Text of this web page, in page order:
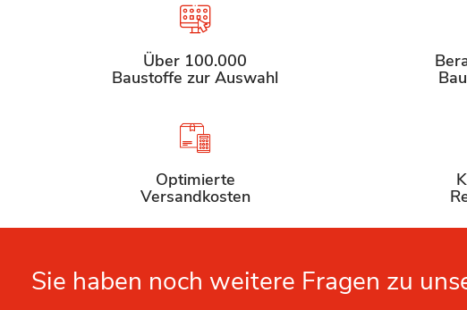
Über 100.000
Baustoffe zur Auswahl
Optimierte
Versandkosten
Sie haben noch weitere Fragen zu